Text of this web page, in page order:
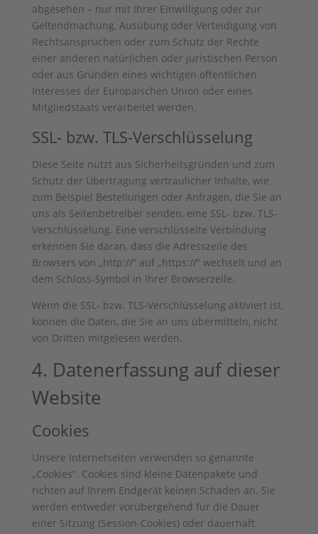
abgesehen – nur mit Ihrer Einwilligung oder zur
Geltendmachung, Ausübung oder Verteidigung von
Rechtsansprüchen oder zum Schutz der Rechte
einer anderen natürlichen oder juristischen Person
oder aus Gründen eines wichtigen öffentlichen
Interesses der Europäischen Union oder eines
Mitgliedstaats verarbeitet werden.
SSL- bzw. TLS-Verschlüsselung
Diese Seite nutzt aus Sicherheitsgründen und zum
Schutz der Übertragung vertraulicher Inhalte, wie
zum Beispiel Bestellungen oder Anfragen, die Sie an
uns als Seitenbetreiber senden, eine SSL- bzw. TLS-
Verschlüsselung. Eine verschlüsselte Verbindung
erkennen Sie daran, dass die Adresszeile des
Browsers von „http://“ auf „https://“ wechselt und an
dem Schloss-Symbol in Ihrer Browserzeile.
Wenn die SSL- bzw. TLS-Verschlüsselung aktiviert ist,
können die Daten, die Sie an uns übermitteln, nicht
von Dritten mitgelesen werden.
4. Datenerfassung auf dieser
Website
Cookies
Unsere Internetseiten verwenden so genannte
„Cookies“. Cookies sind kleine Datenpakete und
richten auf Ihrem Endgerät keinen Schaden an. Sie
werden entweder vorübergehend für die Dauer
einer Sitzung (Session-Cookies) oder dauerhaft